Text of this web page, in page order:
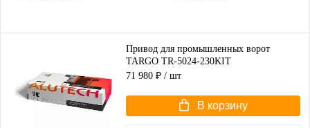
Привод для промышленных ворот
TARGO TR-5024-230KIT
71 980 ₽ / шт
В корзину